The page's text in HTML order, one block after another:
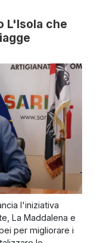
L'Isola che
l'iniziativa
La Maddalena e
per migliorare i